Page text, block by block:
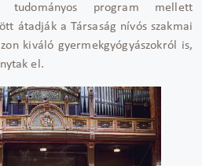
tudományos program mellett
átadják a Társaság nívós szakmai
kiváló gyermekgyógyászokról is,
el.